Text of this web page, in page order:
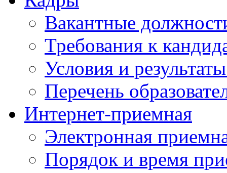
Вакантные
Требования к
Условия и
Перечень
Интернет-приемная
Электронная
Порядок и время